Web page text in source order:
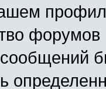
форумов
сообщений